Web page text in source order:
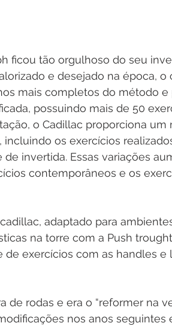
ficou tão orgulhoso do seu
e desejado na época, o
mais completos do método e
possuindo mais de 50
o Cadillac proporciona
os exercícios
invertida. Essas variações
contemporâneos e os
adaptado para
na torre com a Push
de exercícios com as handles e
de rodas e era o “reformer na
nos anos